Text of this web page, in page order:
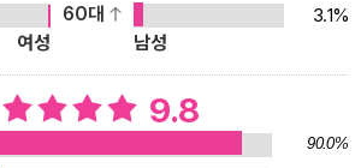
’를 깨워 줄 단 하나의 양자 역학 강의라고 할
있는 끈 이론의 선구자이다. 1973년부터 지
교수로 재직하며 양자 광학, 기본 입자 물리
60대
3.1%
여성
남성
9.8
90.0%